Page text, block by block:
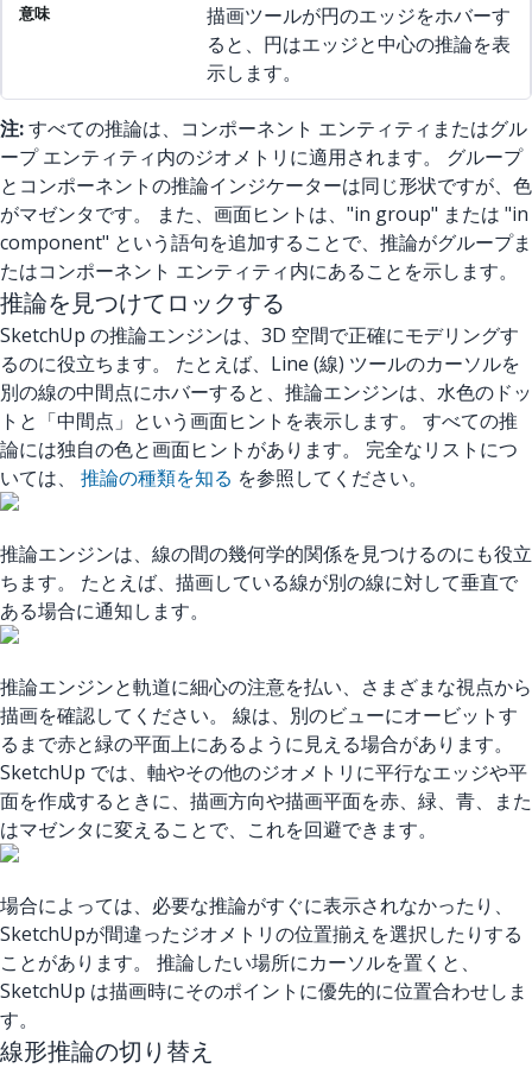
描画ツールが円のエッジをホバーす
ると、円はエッジと中心の推論を表
示します。
注:すべての推論は、コンポーネント エンティティまたはグル
ープ エンティティ内のジオメトリに適用されます。 グループ
とコンポーネントの推論インジケーターは同じ形状ですが、色
がマゼンタです。 また、画面ヒントは、"in group" または "in
component" という語句を追加することで、推論がグループま
たはコンポーネント エンティティ内にあることを示します。
推論を見つけてロックする
SketchUp の推論エンジンは、3D 空間で正確にモデリングす
るのに役立ちます。 たとえば、Line (線) ツールのカーソルを
別の線の中間点にホバーすると、推論エンジンは、水色のドッ
トと「中間点」という画面ヒントを表示します。 すべての推
論には独自の色と画面ヒントがあります。 完全なリストにつ
いては、 推論の種類を知る を参照してください。
推論エンジンは、線の間の幾何学的関係を見つけるのにも役立
ちます。 たとえば、描画している線が別の線に対して垂直で
ある場合に通知します。
推論エンジンと軌道に細心の注意を払い、さまざまな視点から
描画を確認してください。 線は、別のビューにオービットす
るまで赤と緑の平面上にあるように見える場合があります。
SketchUp では、軸やその他のジオメトリに平行なエッジや平
面を作成するときに、描画方向や描画平面を赤、緑、青、また
はマゼンタに変えることで、これを回避できます。
場合によっては、必要な推論がすぐに表示されなかったり、
SketchUpが間違ったジオメトリの位置揃えを選択したりする
ことがあります。 推論したい場所にカーソルを置くと、
SketchUp は描画時にそのポイントに優先的に位置合わせしま
す。
線形推論の切り替え